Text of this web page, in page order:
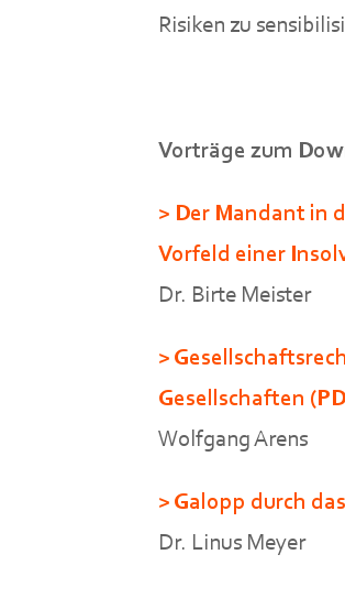
Risiken zu
Vorträge zum
> Der Mandant in
Vorfeld einer
Dr. Birte Meister
>
Gesellschaften
Wolfgang Arens
> Galopp durch
Dr. Linus Meyer